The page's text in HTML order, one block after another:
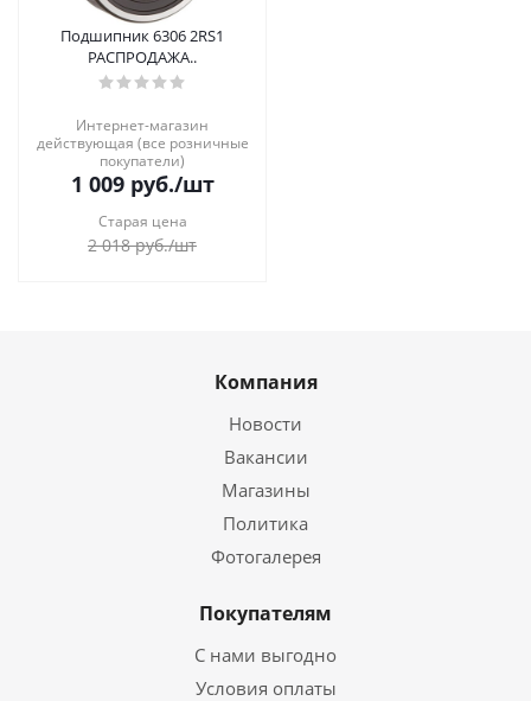
Подшипник 6306 2RS1
РАСПРОДАЖА..
Интернет-магазин
действующая (все розничные
покупатели)
1 009руб./шт
Старая цена
2 018руб./шт
Компания
Новости
Вакансии
Магазины
Политика
Фотогалерея
Покупателям
С нами выгодно
Условия оплаты